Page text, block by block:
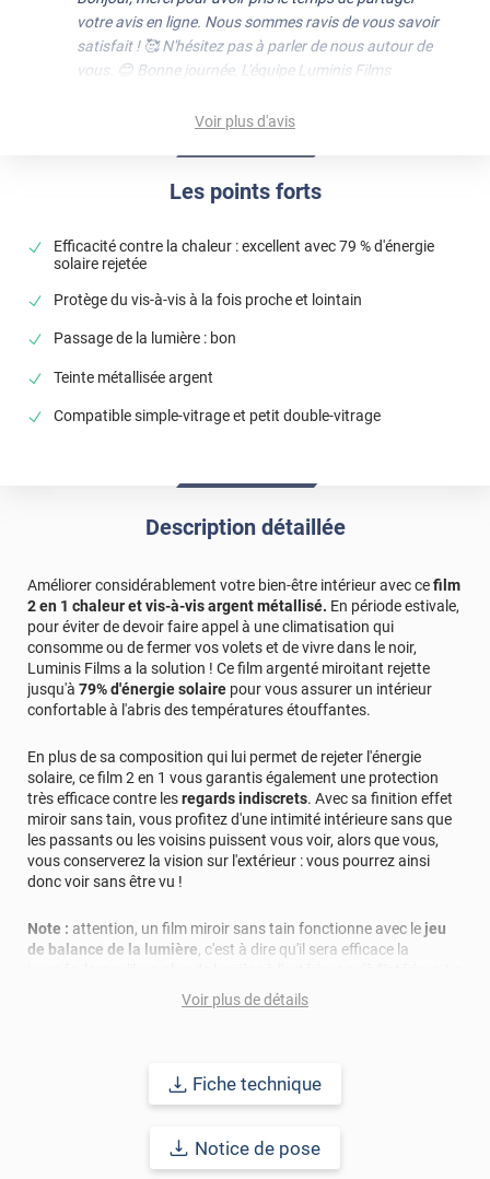
Les points forts
Efficacité contre la chaleur : excellent avec 79 % d'énergie
solaire rejetée
Protège du vis-à-vis à la fois proche et lointain
Passage de la lumière : bon
Teinte métallisée argent
Compatible simple-vitrage et petit double-vitrage
votre avis en ligne. Nous sommes ravis de vous savoir
satisfait ! 🥰 N'hésitez pas à parler de nous autour de
vous. 😊 Bonne journée, L'équipe Luminis Films
Il y a 22 jours
Commentaire Luminis Films -17/07/2026
Bonjour, merci pour avoir pris le temps de partager
satisfait ! 🥰 N'hésitez pas à parler de nous autour de
Produit conforme a la description, je recommande
vivement
*****
Il y a 226 jours
*****
Il y a 390 jours
Commentaire Luminis Films-14/07/2025
Bonjour Philippe, Merci pour votre avis ! C’est un
plaisir de savoir que le film est à la hauteur de vos
attentes. Nous espérons qu’il continuera à vous
donner entière satisfaction. Bonne journée, L'équipe
*****
Il y a 509 jours
Produit de qualité
*****
Il y a 611 jours
Résultats au top
Très bon produit
Effet vis à vis vraiment efficace
CONSELLER VIVEMENT.
Joue parfaitement son rôle.
Voir plus d'avis
Description détaillée
Améliorer considérablement votre bien-être intérieur avec cefilm
2 en 1 chaleur et vis-à-vis argent métallisé. En période estivale,
pour éviter de devoir faire appel à une climatisation qui
consomme ou de fermer vos volets et de vivre dans le noir,
Luminis Films a la solution ! Ce film argenté miroitant rejette
jusqu'à 79% d'énergie solaire pour vous assurer un intérieur
confortable à l'abris des températures étouffantes.
En plus de sa composition qui lui permet de rejeter l'énergie
solaire, ce film 2 en 1 vous garantis également une protection
très efficace contre lesregards indiscrets. Avec sa finition effet
miroir sans tain, vous profitez d'une intimité intérieure sans que
les passants ou les voisins puissent vous voir, alors que vous,
vous conserverez la vision sur l'extérieur : vous pourrez ainsi
donc voir sans être vu !
Note : attention, un film miroir sans tain fonctionne avec le jeu
de balance de la lumière , c'est à dire qu'il sera efficace la
nuit, l'effet miroir se renverse et ne vous protège plus des regards
extérieurs. Il est donc nécessaire d'avoir une solution telle que
Ce film s'adaptera parfaitement à tout type de lieux : en
Ce film 2 en 1 est à poser sur le côté intérieur de votre vitrage. S'il
Voir plus de détails
Fiche technique
Notice de pose